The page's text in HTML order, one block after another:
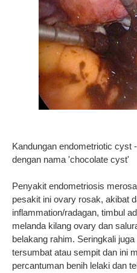
Kandungan endometriotic cyst
dengan nama 'chocolate cyst'
Penyakit endometriosis
pesakit ini ovary rosak, akibat
inflammation/radagan, timbul
melanda kilang ovary dan
belakang rahim. Seringkali
tersumbat atau sempit dan ini
percantuman benih lelaki dan